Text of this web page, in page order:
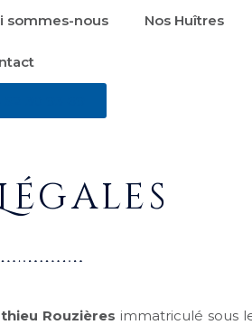
sommes-nous Nos Huîtres
Rouzières immatriculé sous